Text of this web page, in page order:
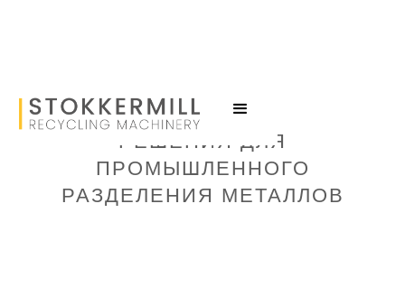
РЕШЕНИЯ ДЛЯ
ПРОМЫШЛЕННОГО
РАЗДЕЛЕНИЯ МЕТАЛЛОВ